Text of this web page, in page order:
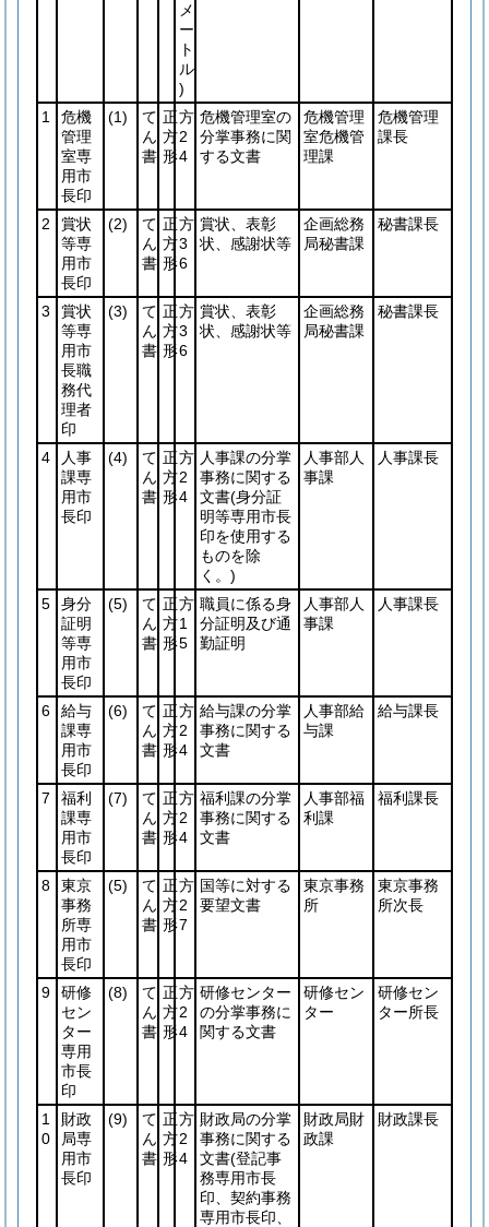
メ
ー
ト
ル
)
1
危機
管理
室専
用市
長印
(1)
て
ん
書
正
方
形
方
2
4
危機管理室の
分掌事務に関
する文書
危機管理
室危機管
理課
危機管理
課長
2
賞状
等専
用市
長印
(2)
て
ん
書
正
方
形
方
3
6
賞状、表彰
状、感謝状等
企画総務
局秘書課
秘書課長
3
賞状
等専
用市
長職
務代
理者
印
(3)
て
ん
書
正
方
形
方
3
6
賞状、表彰
状、感謝状等
企画総務
局秘書課
秘書課長
4
人事
課専
用市
長印
(4)
て
ん
書
正
方
形
方
2
4
人事課の分掌
事務に関する
文書(身分証
明等専用市長
印を使用する
ものを除
く。)
人事部人
事課
人事課長
5
身分
証明
等専
用市
長印
(5)
て
ん
書
正
方
形
方
1
5
職員に係る身
分証明及び通
勤証明
人事部人
事課
人事課長
6
給与
課専
用市
長印
(6)
て
ん
書
正
方
形
方
2
4
給与課の分掌
事務に関する
文書
人事部給
与課
給与課長
7
福利
課専
用市
長印
(7)
て
ん
書
正
方
形
方
2
4
福利課の分掌
事務に関する
文書
人事部福
利課
福利課長
8
東京
事務
所専
用市
長印
(5)
て
ん
書
正
方
形
方
2
7
国等に対する
要望文書
東京事務
所
東京事務
所次長
9
研修
セン
ター
専用
市長
印
(8)
て
ん
書
正
方
形
方
2
4
研修センター
の分掌事務に
関する文書
研修セン
ター
研修セン
ター所長
1
0
財政
局専
用市
長印
(9)
て
ん
書
正
方
形
方
2
4
財政局の分掌
事務に関する
文書(登記事
務専用市長
印、契約事務
専用市長印、
財政局財
政課
財政課長